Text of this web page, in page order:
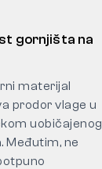
gornjišta na
materijal
prodor vlage u
uobičajenog
Međutim, ne